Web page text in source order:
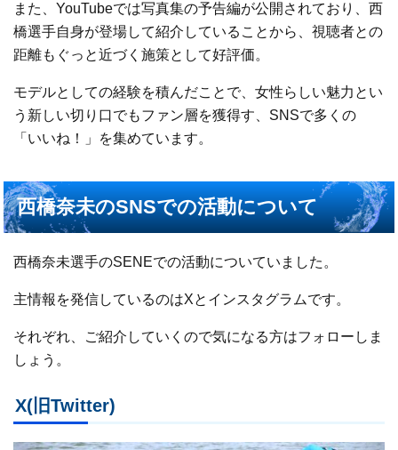
また、YouTubeでは写真集の予告編が公開されており、西
橋選手自身が登場して紹介していることから、視聴者との
距離もぐっと近づく施策として好評価。
モデルとしての経験を積んだことで、女性らしい魅力とい
う新しい切り口でもファン層を獲得す、SNSで多くの
「いいね！」を集めています。
西橋奈未のSNSでの活動について
西橋奈未選手のSENEでの活動についていました。
主情報を発信しているのはXとインスタグラムです。
それぞれ、ご紹介していくので気になる方はフォローしま
しょう。
X(旧Twitter)